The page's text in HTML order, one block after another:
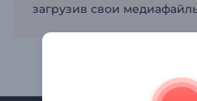
загрузив свои